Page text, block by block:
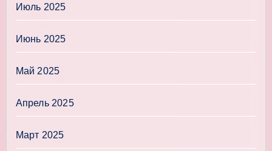
Июль 2025
Июнь 2025
Май 2025
Апрель 2025
Март 2025